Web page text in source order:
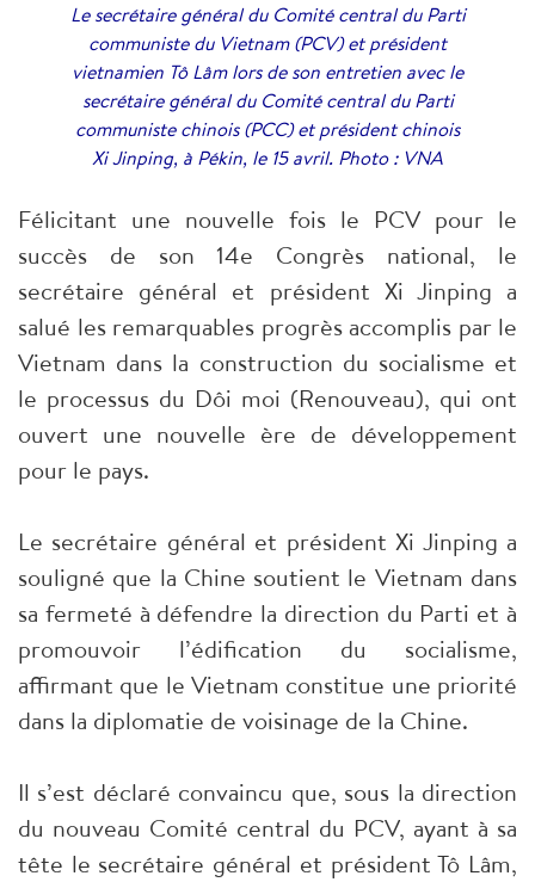
Le secrétaire général du Comité central du Parti
communiste du Vietnam (PCV) et président
vietnamien Tô Lâm lors de son entretien avec le
secrétaire général du Comité central du Parti
communiste chinois (PCC) et président chinois
Xi Jinping, à Pékin, le 15 avril. Photo : VNA
Félicitant une nouvelle fois le PCV pour le
succès de son 14e Congrès national, le
secrétaire général et président Xi Jinping a
salué les remarquables progrès accomplis par le
Vietnam dans la construction du socialisme et
le processus du Dôi moi (Renouveau), qui ont
ouvert une nouvelle ère de développement
pour le pays.
Le secrétaire général et président Xi Jinping a
souligné que la Chine soutient le Vietnam dans
sa fermeté à défendre la direction du Parti et à
promouvoir l’édification du socialisme,
affirmant que le Vietnam constitue une priorité
dans la diplomatie de voisinage de la Chine.
Il s’est déclaré convaincu que, sous la direction
du nouveau Comité central du PCV, ayant à sa
tête le secrétaire général et président Tô Lâm,